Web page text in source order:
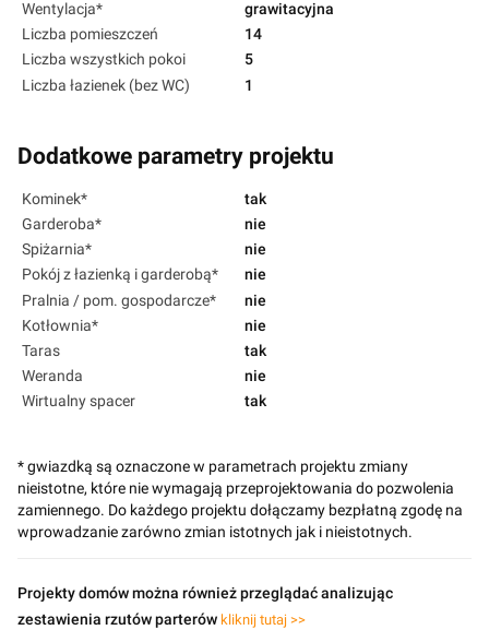
Wentylacja*
grawitacyjna
Liczba pomieszczeń
14
Liczba wszystkich pokoi
5
Liczba łazienek (bez WC)
1
Dodatkowe parametry projektu
Kominek*
tak
Garderoba*
nie
Spiżarnia*
nie
Pokój z łazienką i garderobą*
nie
Pralnia / pom. gospodarcze*
nie
Kotłownia*
nie
Taras
tak
Weranda
nie
Wirtualny spacer
tak
* gwiazdką są oznaczone w parametrach projektu zmiany
nieistotne, które nie wymagają przeprojektowania do pozwolenia
zamiennego. Do każdego projektu dołączamy bezpłatną zgodę na
wprowadzanie zarówno zmian istotnych jak i nieistotnych.
Projekty domów można również przeglądać analizując
zestawienia rzutów parterów kliknij tutaj >>